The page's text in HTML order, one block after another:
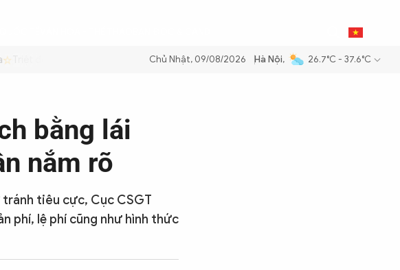
Triệt để tiết kiệm xăng dầu để đảm bảo an ninh năng lượng quốc gia Thực hiện Nghị
Chủ Nhật, 09/08/2026 Hà Nội, 26.7°C - 37.6°C
bằng lái
nắm rõ
tiêu cực, Cục CSGT
phí, lệ phí cũng như hình thức